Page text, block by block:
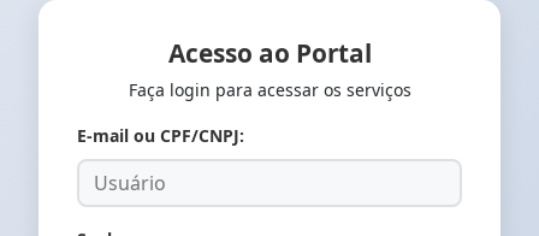
Acesso ao Portal
Faça login para acessar os serviços
E-mail ou CPF/CNPJ: